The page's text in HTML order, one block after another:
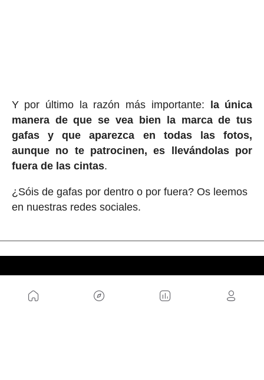
Y por último la razón más importante: la única
manera de que se vea bien la marca de tus
gafas y que aparezca en todas las fotos,
aunque no te patrocinen, es llevándolas por
fuera de las cintas.
¿Sóis de gafas por dentro o por fuera? Os leemos
en nuestras redes sociales.